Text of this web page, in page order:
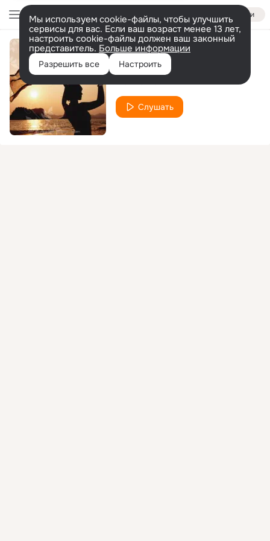
Войти
Мы используем cookie-файлы, чтобы улучшить
сервисы для вас. Если ваш возраст менее 13 лет,
настроить cookie-файлы должен ваш законный
представитель. Больше информации
Разрешить все Настроить
Woman
Слушать